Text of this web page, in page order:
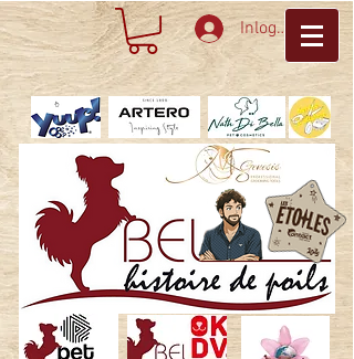
Inloggen